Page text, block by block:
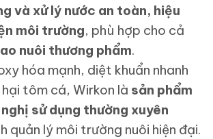
và xử lý nước an toàn, hiệu
môi trường, phù hợp cho cả
nuôi thương phẩm.
hóa mạnh, diệt khuẩn nhanh
tôm cá, Wirkon là sản phẩm
sử dụng thường xuyên
quản lý môi trường nuôi hiện đại.